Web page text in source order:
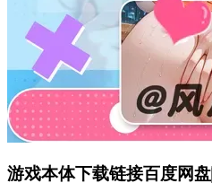
游戏本体下载链接百度网盘